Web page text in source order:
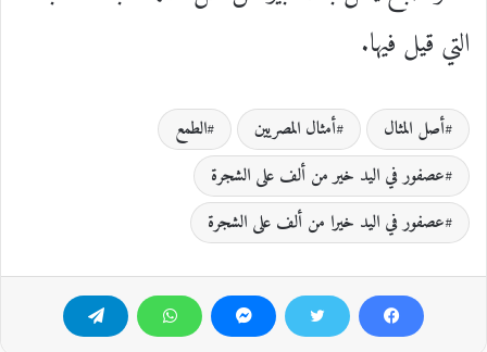
التي قيل فيها.
أصل المثال أمثال المصريين
الطمع
عصفور في اليد خير من ألف على الشجرة
عصفور في اليد خيرا من ألف على الشجرة